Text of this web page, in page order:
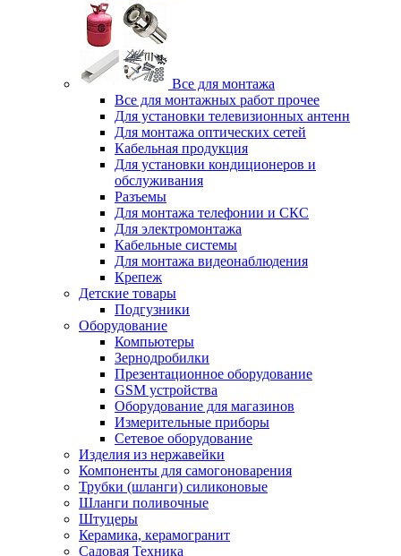
Все для монтажа
Все для монтажных работ прочее
Для установки телевизионных антенн
Для монтажа оптических сетей
Кабельная продукция
Для установки кондиционеров и
обслуживания
Разъемы
Для монтажа телефонии и СКС
Для электромонтажа
Кабельные системы
Для монтажа видеонаблюдения
Крепеж
Детские товары
Подгузники
Оборудование
Компьютеры
Зернодробилки
Презентационное оборудование
GSM устройства
Оборудование для магазинов
Измерительные приборы
Сетевое оборудование
Изделия из нержавейки
Компоненты для самогоноварения
Трубки (шланги) силиконовые
Шланги поливочные
Штуцеры
Керамика, керамогранит
Садовая Техника